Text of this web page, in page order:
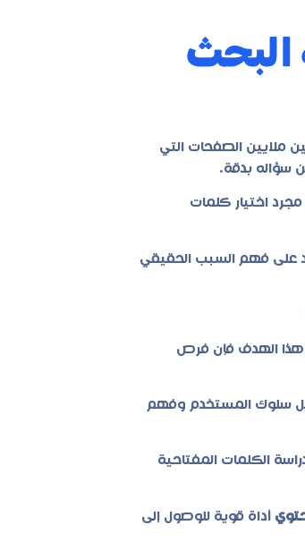
البحث
ملايين الصفحات التي
سؤاله بدقة.
اختيار كلمات
على فهم السبب الحقيقي
هذا الهدف فإن فرص
سلوك المستخدم وفهم
الكلمات المفتاحية
أداة قوية للوصول إلى